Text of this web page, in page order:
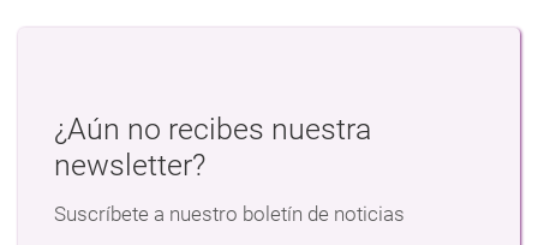
¿Aún no recibes nuestra
newsletter?
Suscríbete a nuestro boletín de noticias